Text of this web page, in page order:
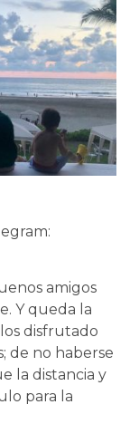
amigos
Y queda la
disfrutado
de no haberse
la distancia y
para la